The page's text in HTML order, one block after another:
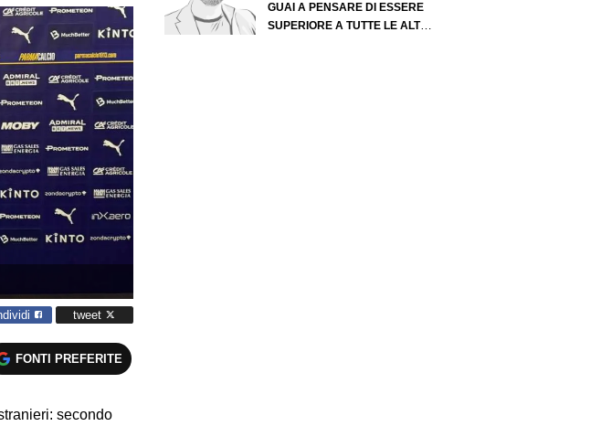
tweet
FONTI PREFERITE
secondo
GUAI A PENSARE DI ESSERE
SUPERIORE A TUTTE LE ALTRE